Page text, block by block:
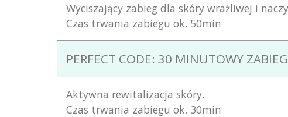
Wyciszający zabieg dla skóry wrażliwej i
Czas trwania zabiegu ok. 50min
PERFECT CODE: 30 MINUTOWY
Aktywna rewitalizacja skóry.
Czas trwania zabiegu ok. 30min